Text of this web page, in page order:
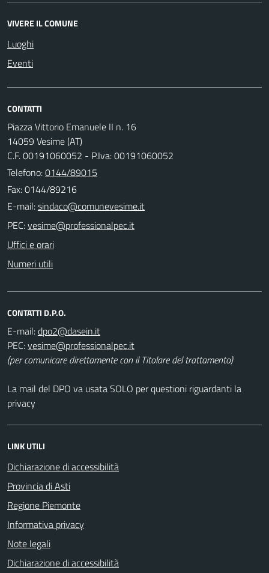
VIVERE IL COMUNE
Luoghi
Eventi
CONTATTI
Piazza Vittorio Emanuele II n. 16
14059 Vesime (AT)
C.F. 00191060052 - P.Iva: 00191060052
Telefono:0144/89015
Fax: 0144/89216
E-mail:
PEC:
Uffici e orari
Numeri utili
CONTATTI D.P.O.
E-mail:
PEC:
(per comunicare direttamente con il Titolare del trattamento)
La mail del DPO va usata SOLO per questioni riguardanti la
privacy
LINK UTILI
Dichiarazione di accessibilità
Provincia di Asti
Regione Piemonte
Informativa privacy
Note legali
Dichiarazione di accessibilità